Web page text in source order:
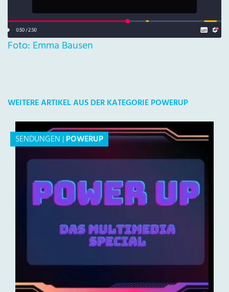
Foto: Emma Bausen
WEITERE ARTIKEL AUS DER KATEGORIE POWERUP
SENDUNGEN |POWERUP